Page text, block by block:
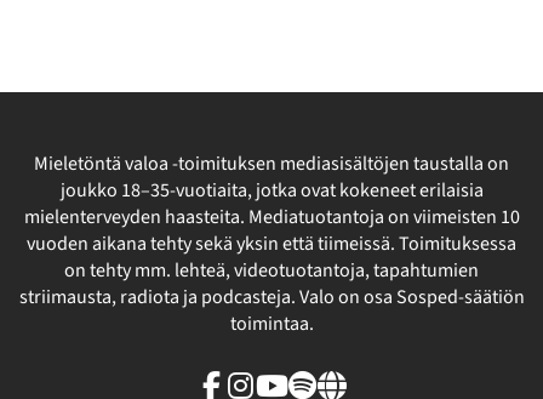
Mieletöntä valoa -toimituksen mediasisältöjen taustalla on
joukko 18–35-vuotiaita, jotka ovat kokeneet erilaisia
mielenterveyden haasteita. Mediatuotantoja on viimeisten 10
vuoden aikana tehty sekä yksin että tiimeissä. Toimituksessa
on tehty mm. lehteä, videotuotantoja, tapahtumien
striimausta, radiota ja podcasteja. Valo on osa Sosped-säätiön
toimintaa.
Facebook
Instagram
Youtube
SpotifyLinkki